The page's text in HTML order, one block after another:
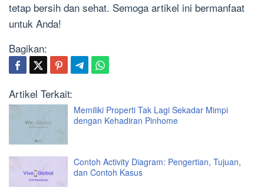
tetap bersih dan sehat. Semoga artikel ini bermanfaat
untuk Anda!
Bagikan:
Artikel Terkait:
Memiliki Properti Tak Lagi Sekadar Mimpi
dengan Kehadiran Pinhome
Contoh Activity Diagram: Pengertian, Tujuan,
dan Contoh Kasus